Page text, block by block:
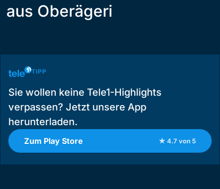
aus Oberägeri
TIPP
Sie wollen keine Tele1-Highlights
verpassen? Jetzt unsere App
herunterladen.
Zum Play Store ★ 4.7 von 5